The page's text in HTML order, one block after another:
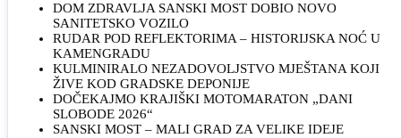
DOM ZDRAVLJA SANSKI MOST DOBIO NOVO
SANITETSKO VOZILO
RUDAR POD REFLEKTORIMA – HISTORIJSKA NOĆ U
KAMENGRADU
KULMINIRALO NEZADOVOLJSTVO MJEŠTANA KOJI
ŽIVE KOD GRADSKE DEPONIJE
DOČEKAJMO KRAJIŠKI MOTOMARATON „DANI
SLOBODE 2026“
SANSKI MOST – MALI GRAD ZA VELIKE IDEJE